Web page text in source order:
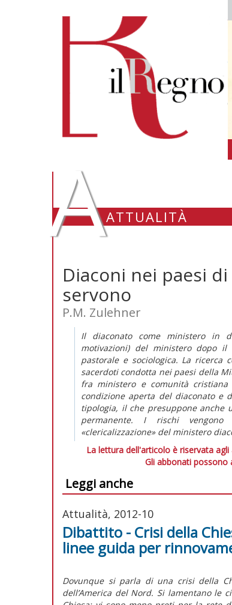
AATTUALITÀ
Diaconi nei paesi
servono
P.M. Zulehner
Il diaconato come ministero in
motivazioni) del ministero dopo
pastorale e sociologica. La
sacerdoti condotta nei paesi della
fra ministero e comunità
condizione aperta del diaconato e
tipologia, il che presuppone anche
permanente. I rischi vengono
«clericalizzazione» del ministero
La lettura dell'articolo è riservata
Gli abbonati possono
Leggi anche
Attualità, 2012-10
Dibattito - Crisi della
linee guida per
Dovunque si parla di una crisi della
dell’America del Nord. Si lamentano